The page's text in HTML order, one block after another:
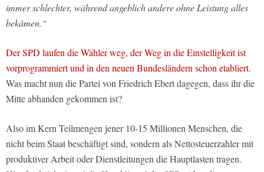
immer schlechter, während angeblich andere ohne Leistung alles
bekämen.“
Der SPD laufen die Wähler weg, der Weg in die Einstelligkeit ist
vorprogrammiert und in den neuen Bundesländern schon etabliert.
Was macht nun die Partei von Friedrich Ebert dagegen, dass ihr die
Mitte abhanden gekommen ist?
Also im Kern Teilmengen jener 10-15 Millionen Menschen, die
nicht beim Staat beschäftigt sind, sondern als Nettosteuerzahler mit
produktiver Arbeit oder Dienstleitungen die Hauptlasten tragen.